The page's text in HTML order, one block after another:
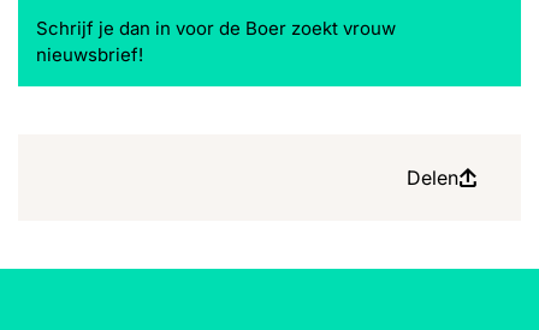
Schrijf je dan in voor de Boer zoekt vrouw
nieuwsbrief!
Delen